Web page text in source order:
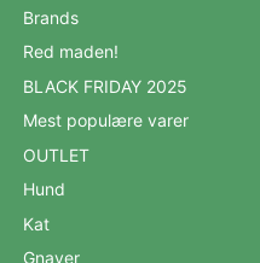
Brands
Red maden!
BLACK FRIDAY 2025
Mest populære varer
OUTLET
Hund
Kat
Gnaver